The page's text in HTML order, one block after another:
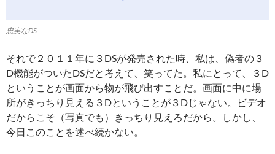
忠実なDS
それで２０１１年に３DSが発売された時、私は、偽者の３
D機能がついたDSだと考えて、笑ってた。私にとって、３D
ということが画面から物が飛び出すことだ。画面に中に場
所がきっちり見える３Dということが３Dじゃない。ビデオ
だからこそ（写真でも）きっちり見えろだから。しかし、
今日このことを述べ続かない。